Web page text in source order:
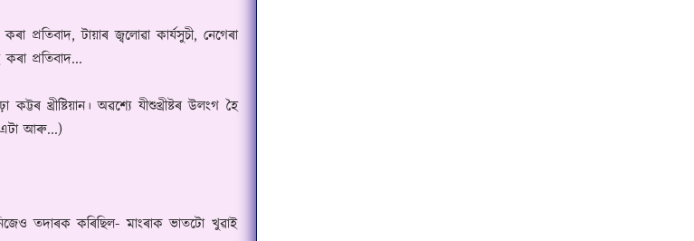
প্ৰতিবাদ,টায়াৰ জ্বলোৱা কাৰ্যসুচী, নেগেৰা
প্ৰতিবাদ...
খ্ৰীষ্টিয়ান। অৱশ্যে যীশুখ্ৰীষ্টৰ উলংগ হৈ
এটা আৰু...)
তদাৰক কৰিছিল- মাংৰাক ভাতটো খুৱাই